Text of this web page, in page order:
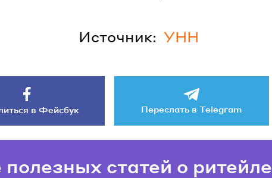
Источник: УНН
в Фейсбук Переслать в Telegram
статей о ритейле